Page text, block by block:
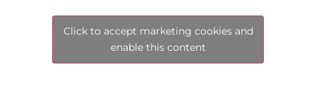
Click to accept marketing cookies and
enable this content